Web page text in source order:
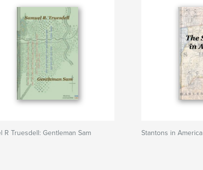
R Truesdell: Gentleman Sam Stantons in America